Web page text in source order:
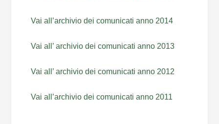
Vai all’archivio dei comunicati anno 2014
Vai all’ archivio dei comunicati anno 2013
Vai all’ archivio dei comunicati anno 2012
Vai all’archivio dei comunicati anno 2011